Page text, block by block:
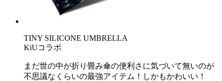
TINY SILICONE UMBRELLA
KiUコラボ
まだ世の中が折り畳み傘の便利さに気づいて無いのが
不思議なくらいの最強アイテム！しかもかわいい！